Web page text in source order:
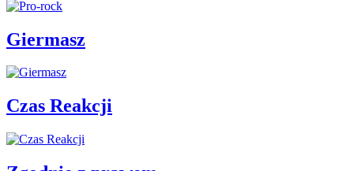
Giermasz
Czas Reakcji